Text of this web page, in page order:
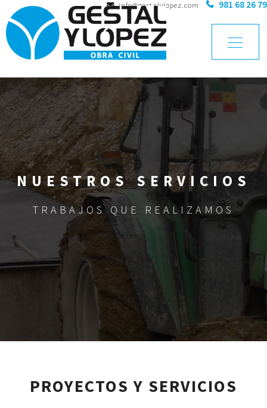
info@gestalylopez.com 981 68 26 79
NUESTROS SERVICIOS
TRABAJOS QUE REALIZAMOS
PROYECTOS Y SERVICIOS